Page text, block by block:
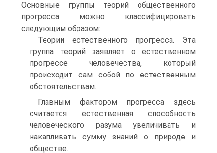
Основные группы теорий общественного
прогресса можно классифицировать
следующим образом:
Теории естественного прогресса. Эта
группа теорий заявляет о естественном
прогрессе человечества, который
происходит сам собой по естественным
обстоятельствам.
Главным фактором прогресса здесь
считается естественная способность
человеческого разума увеличивать и
накапливать сумму знаний о природе и
обществе.